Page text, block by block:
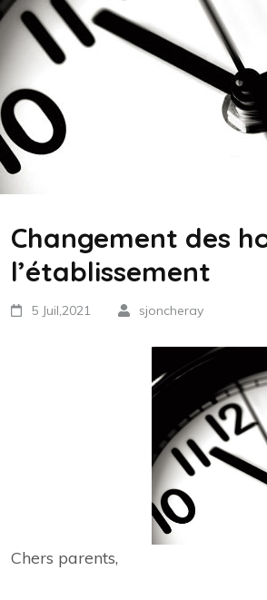
Changement des
l’établissement
5 Juil,2021 sjoncheray
Chers parents,